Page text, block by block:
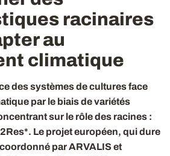
racinaires
au
climatique
des systèmes de cultures face
par le biais de variétés
sur le rôle des racines :
Le projet européen, qui dure
par ARVALIS et